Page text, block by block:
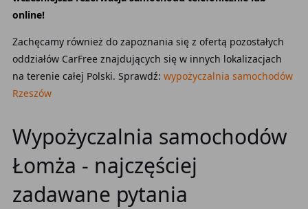
online!
Zachęcamy również do zapoznania się z ofertą pozostałych
oddziałów CarFree znajdujących się w innych lokalizacjach
na terenie całej Polski. Sprawdź: wypożyczalnia samochodów
Rzeszów
Wypożyczalnia samochodów
Łomża - najczęściej
zadawane pytania